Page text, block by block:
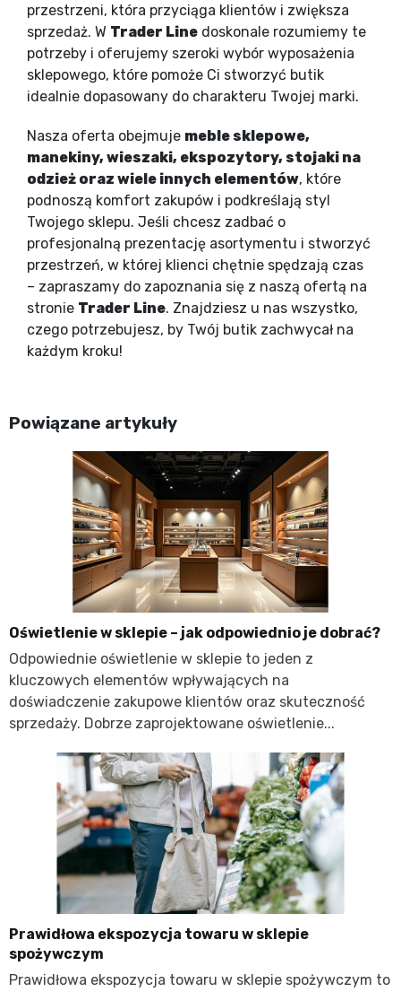
przestrzeni, która przyciąga klientów i zwiększa
sprzedaż. W Trader Line doskonale rozumiemy te
potrzeby i oferujemy szeroki wybór wyposażenia
sklepowego, które pomoże Ci stworzyć butik
idealnie dopasowany do charakteru Twojej marki.
Nasza oferta obejmuje meble sklepowe,
manekiny, wieszaki, ekspozytory, stojaki na
odzież oraz wiele innych elementów, które
podnoszą komfort zakupów i podkreślają styl
Twojego sklepu. Jeśli chcesz zadbać o
profesjonalną prezentację asortymentu i stworzyć
przestrzeń, w której klienci chętnie spędzają czas
– zapraszamy do zapoznania się z naszą ofertą na
stronie Trader Line. Znajdziesz u nas wszystko,
czego potrzebujesz, by Twój butik zachwycał na
każdym kroku!
Powiązane artykuły
Oświetlenie w sklepie – jak odpowiednio je dobrać?
Odpowiednie oświetlenie w sklepie to jeden z
kluczowych elementów wpływających na
doświadczenie zakupowe klientów oraz skuteczność
sprzedaży. Dobrze zaprojektowane oświetlenie...
Prawidłowa ekspozycja towaru w sklepie
spożywczym
Prawidłowa ekspozycja towaru w sklepie spożywczym to